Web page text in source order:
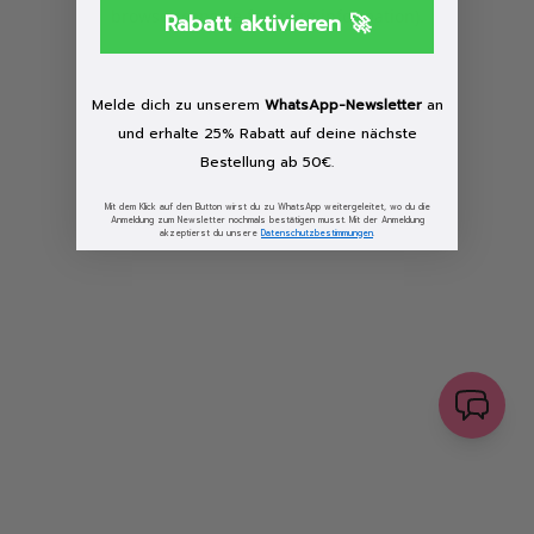
browser console for more information)
Rabatt aktivieren 🚀
Melde dich zu unserem WhatsApp-Newsletteran
und erhalte 25% Rabatt auf deine nächste
Bestellung ab 50€.
Mit dem Klick auf den Button wirst du zu WhatsApp weitergeleitet, wo du die
Anmeldung zum Newsletter nochmals bestätigen musst. Mit der Anmeldung
akzeptierst du unsere Datenschutzbestimmungen.